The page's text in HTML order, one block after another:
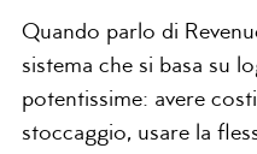
Quando parlo di
sistema che si basa su
potentissime: avere
stoccaggio, usare la